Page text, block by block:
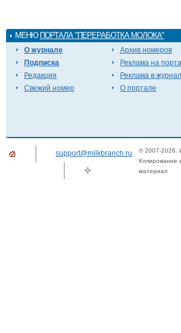
МЕНЮ ПОРТАЛА "ПЕРЕРАБОТКА МОЛОКА"
О журнале
Подписка
Редакция
Свежий номер
Архив номеров
Реклама на
Реклама в
О портале
support@milkbranch.ru © 2007-2026.
Копирование
материал